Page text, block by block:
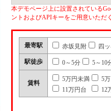
本デモページ上に設置されている
ントおよびAPIキーをご用意いただ
最寄駅 赤坂見附 四
駅徒歩 0～5分 5～10
賃料
5万円未満
5
11万円台
12